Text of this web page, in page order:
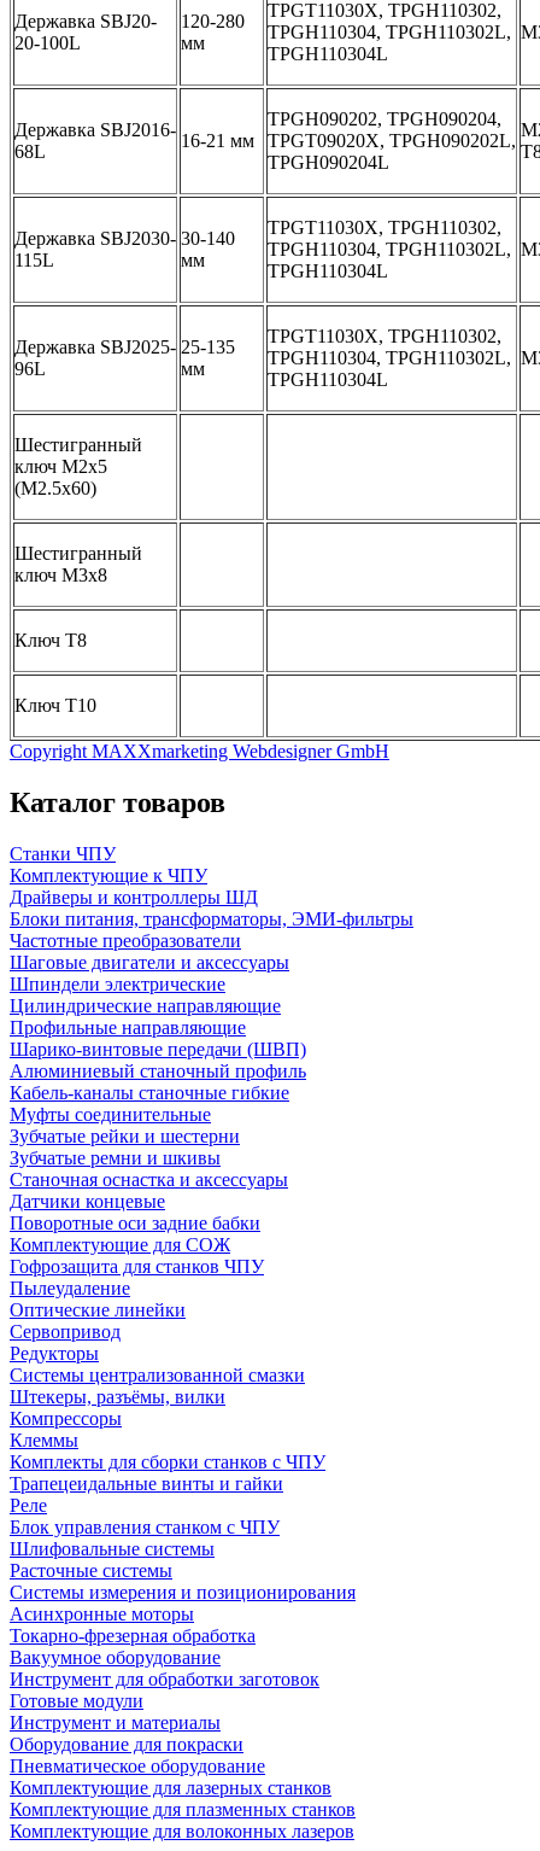
Державка SBJ20-
20-100L
120-280
мм
TPGT11030Х, TPGH110302,
TPGH110304, TPGH110302L,
TPGH110304L
Державка SBJ2016-
68L
16-21 мм
TPGH090202, TPGH090204,
TPGT09020Х, TPGH090202L,
TPGH090204L
Державка SBJ2030-
115L
30-140
мм
TPGT11030Х, TPGH110302,
TPGH110304, TPGH110302L,
TPGH110304L
Державка SBJ2025-
96L
25-135
мм
TPGT11030Х, TPGH110302,
TPGH110304, TPGH110302L,
TPGH110304L
Шестигранный
ключ М2х5
(М2.5х60)
Шестигранный
ключ М3х8
Ключ Т8
Ключ Т10
Copyright MAXXmarketing Webdesigner GmbH
Каталог товаров
Станки ЧПУ
Комплектующие к ЧПУ
Драйверы и контроллеры ШД
Блоки питания, трансформаторы, ЭМИ-фильтры
Частотные преобразователи
Шаговые двигатели и аксессуары
Шпиндели электрические
Цилиндрические направляющие
Профильные направляющие
Шарико-винтовые передачи (ШВП)
Алюминиевый станочный профиль
Кабель-каналы станочные гибкие
Муфты соединительные
Зубчатые рейки и шестерни
Зубчатые ремни и шкивы
Станочная оснастка и аксессуары
Датчики концевые
Поворотные оси задние бабки
Комплектующие для СОЖ
Гофрозащита для станков ЧПУ
Пылеудаление
Оптические линейки
Сервопривод
Редукторы
Системы централизованной смазки
Штекеры, разъёмы, вилки
Компрессоры
Клеммы
Комплекты для сборки станков с ЧПУ
Трапецеидальные винты и гайки
Реле
Блок управления станком с ЧПУ
Шлифовальные системы
Расточные системы
Системы измерения и позиционирования
Асинхронные моторы
Токарно-фрезерная обработка
Вакуумное оборудование
Инструмент для обработки заготовок
Готовые модули
Инструмент и материалы
Оборудование для покраски
Пневматическое оборудование
Комплектующие для лазерных станков
Комплектующие для плазменных станков
Комплектующие для волоконных лазеров